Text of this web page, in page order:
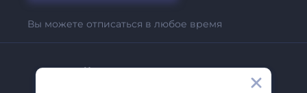
Вы можете отписаться в любое время
Компания